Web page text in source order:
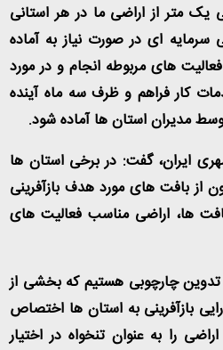
متر از اراضی ما در هر استانی
سرمایه ای در صورت نیاز به آماده
های مربوطه انجام و در مورد
کار فراهم و ظرف سه ماه آینده
مدیران استان ها آماده شود.
ایران، گفت: در برخی استان ها
از بافت های مورد هدف بازآفرینی
ها، اراضی مناسب فعالیت های
تدوین چارچوبی هستیم که بخشی از
بازآفرینی به استان ها اختصاص
را به عنوان تنخواه در اختیار